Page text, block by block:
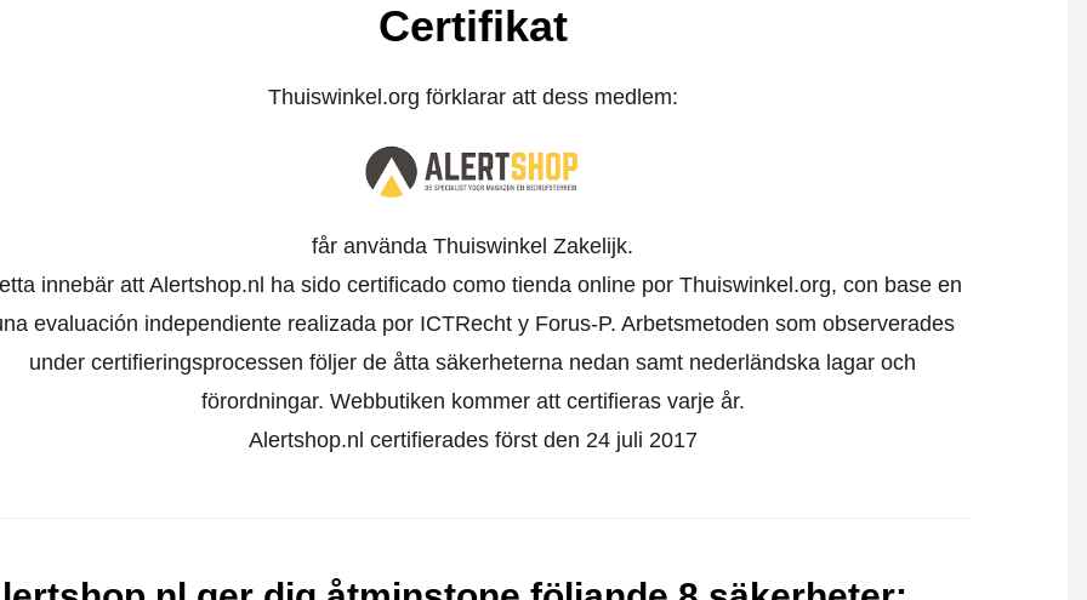
Certifikat
Thuiswinkel.org förklarar att dess medlem:
får använda Thuiswinkel Zakelijk.
innebär att Alertshop.nl ha sido certificado como tienda online por Thuiswinkel.org, con base en
evaluación independiente realizada por ICTRecht y Forus-P. Arbetsmetoden som observerades
under certifieringsprocessen följer de åtta säkerheterna nedan samt nederländska lagar och
förordningar. Webbutiken kommer att certifieras varje år.
Alertshop.nl certifierades först den 24 juli 2017